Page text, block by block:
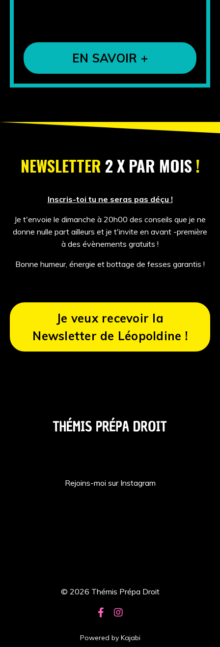
EN SAVOIR +
NEWSLETTER 2 X PAR MOIS !
Inscris-toi tu ne seras pas déçu !
Je t'envoie le dimanche à 20h00 des conseils que je ne
donne nulle part ailleurs et je t'invite en avant -première
à des évènements gratuits !
Bonne humeur, énergie et bottage de fesses garantis !
Je veux recevoir la
Newsletter de Léopoldine !
Rejoins-moi sur Instagram
© 2026 Thémis Prépa Droit
Powered by Kajabi